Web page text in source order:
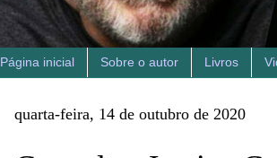
Página inicial Sobre o autor Livros
quarta-feira, 14 de outubro de 2020